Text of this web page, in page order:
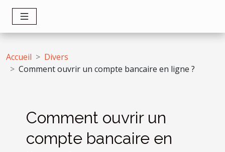
Accueil
Divers
Comment ouvrir un compte bancaire en ligne ?
Comment ouvrir un
compte bancaire en